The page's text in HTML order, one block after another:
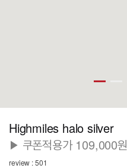
Highmiles halo silver
▶ 쿠폰적용가 109,000원
review : 501